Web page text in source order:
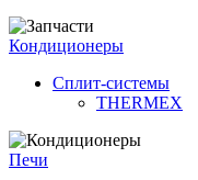
Кондиционеры
Сплит-системы
THERMEX
Печи